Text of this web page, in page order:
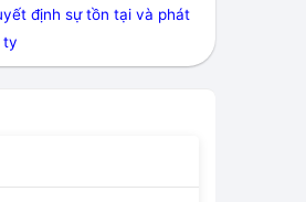
định sự tồn tại và phát
ty